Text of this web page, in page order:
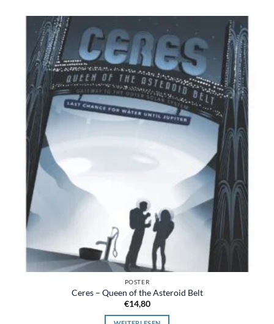
POSTER
Ceres – Queen of the Asteroid Belt
€14,80